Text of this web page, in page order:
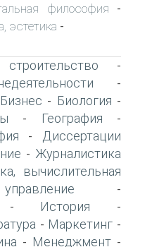
философия -
эстетика -
-
-
Бизнес - Биология -
- География -
-
Диссертации
- Журналистика
вычислительная
-
История -
- Маркетинг -
- Менеджмент -